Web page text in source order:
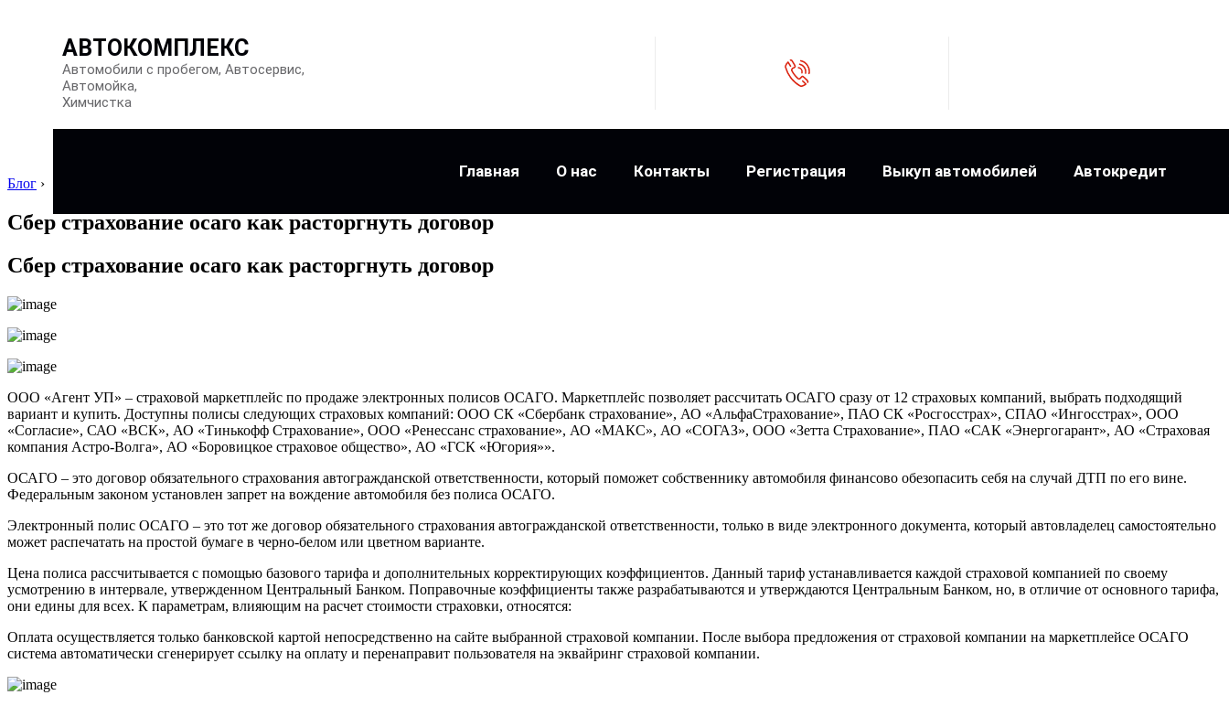
АВТОКОМПЛЕКС
Автомобили с пробегом, Автосервис,
Автомойка,
Химчистка
Главная О нас Контакты Регистрация Выкуп автомобилей Автокредит
Блог ›
Сбер страхование осаго как расторгнуть договор
Сбер страхование осаго как расторгнуть договор
ООО «Агент УП» – страховой маркетплейс по продаже электронных полисов ОСАГО. Маркетплейс позволяет рассчитать ОСАГО сразу от 12 страховых компаний, выбрать подходящий
вариант и купить. Доступны полисы следующих страховых компаний: ООО СК «Сбербанк страхование», АО «АльфаСтрахование», ПАО СК «Росгосстрах», СПАО «Ингосстрах», ООО
«Согласие», САО «ВСК», АО «Тинькофф Страхование», ООО «Ренессанс страхование», АО «МАКС», АО «СОГАЗ», ООО «Зетта Страхование», ПАО «САК «Энергогарант», АО «Страховая
компания Астро-Волга», АО «Боровицкое страховое общество», АО «ГСК «Югория»».
ОСАГО – это договор обязательного страхования автогражданской ответственности, который поможет собственнику автомобиля финансово обезопасить себя на случай ДТП по его вине.
Федеральным законом установлен запрет на вождение автомобиля без полиса ОСАГО.
Электронный полис ОСАГО – это тот же договор обязательного страхования автогражданской ответственности, только в виде электронного документа, который автовладелец самостоятельно
может распечатать на простой бумаге в черно-белом или цветном варианте.
Цена полиса рассчитывается с помощью базового тарифа и дополнительных корректирующих коэффициентов. Данный тариф устанавливается каждой страховой компанией по своему
усмотрению в интервале, утвержденном Центральный Банком. Поправочные коэффициенты также разрабатываются и утверждаются Центральным Банком, но, в отличие от основного тарифа,
они едины для всех. К параметрам, влияющим на расчет стоимости страховки, относятся:
Оплата осуществляется только банковской картой непосредственно на сайте выбранной страховой компании. После выбора предложения от страховой компании на маркетплейсе ОСАГО
система автоматически сгенерирует ссылку на оплату и перенаправит пользователя на эквайринг страховой компании.